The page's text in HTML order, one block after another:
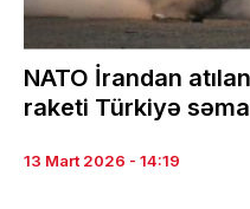
NATO İrandan
raketi Türkiyə
13 Mart 2026 - 14:19